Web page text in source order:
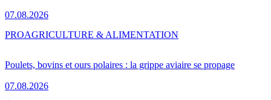
07.08.2026
Poulets, bovins et ours polaires : la grippe aviaire se propage
07.08.2026
PROAGRICULTURE & ALIMENTATION